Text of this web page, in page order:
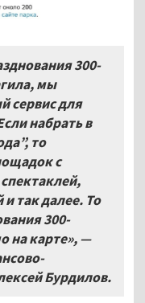
300-
мы
сервис для
набрать в
то
с
так далее. То
300-
на карте», —
Бурдилов.